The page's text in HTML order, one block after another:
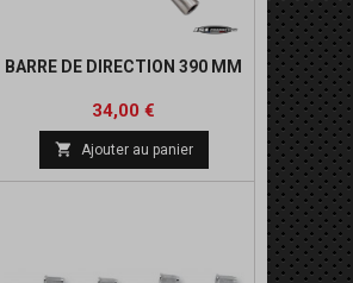
BARRE DE DIRECTION 390 MM
Prix
34,00 €
 Ajouter au panier